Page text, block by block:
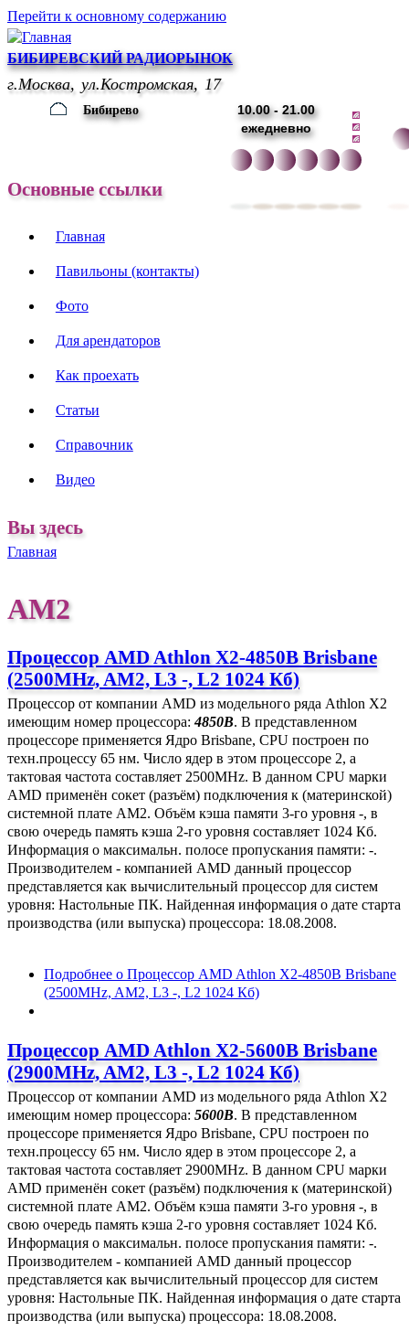
Перейти к основному содержанию
БИБИРЕВСКИЙ РАДИОРЫНОК
г.Москва, ул.Костромская, 17
Бибирево
10.00 - 21.00
ежедневно
Основные ссылки
Главная
Павильоны (контакты)
Фото
Для арендаторов
Как проехать
Статьи
Справочник
Видео
Вы здесь
Главная
AM2
Процессор AMD Athlon X2-4850B Brisbane
(2500MHz, AM2, L3 -, L2 1024 Кб)
Процессор от компании AMD из модельного ряда Athlon X2
имеющим номер процессора:4850B. В представленном
процессоре применяется Ядро Brisbane, CPU построен по
техн.процессу 65 нм. Число ядер в этом процессоре 2, а
тактовая частота составляет 2500MHz. В данном CPU марки
AMD применён сокет (разъём) подключения к (материнской)
системной плате AM2. Объём кэша памяти 3-го уровня -, в
свою очередь память кэша 2-го уровня составляет 1024 Кб.
Информация о максимальн. полосе пропускания памяти: -.
Производителем - компанией AMD данный процессор
представляется как вычислительный процессор для систем
уровня: Настольные ПК. Найденная информация о дате старта
производства (или выпуска) процессора: 18.08.2008.
Подробнее о Процессор AMD Athlon X2-4850B Brisbane
(2500MHz, AM2, L3 -, L2 1024 Кб)
Процессор AMD Athlon X2-5600B Brisbane
(2900MHz, AM2, L3 -, L2 1024 Кб)
Процессор от компании AMD из модельного ряда Athlon X2
имеющим номер процессора: 5600B. В представленном
процессоре применяется Ядро Brisbane, CPU построен по
техн.процессу 65 нм. Число ядер в этом процессоре 2, а
тактовая частота составляет 2900MHz. В данном CPU марки
AMD применён сокет (разъём) подключения к (материнской)
системной плате AM2. Объём кэша памяти 3-го уровня -, в
свою очередь память кэша 2-го уровня составляет 1024 Кб.
Информация о максимальн. полосе пропускания памяти: -.
Производителем - компанией AMD данный процессор
представляется как вычислительный процессор для систем
уровня: Настольные ПК. Найденная информация о дате старта
производства (или выпуска) процессора: 18.08.2008.